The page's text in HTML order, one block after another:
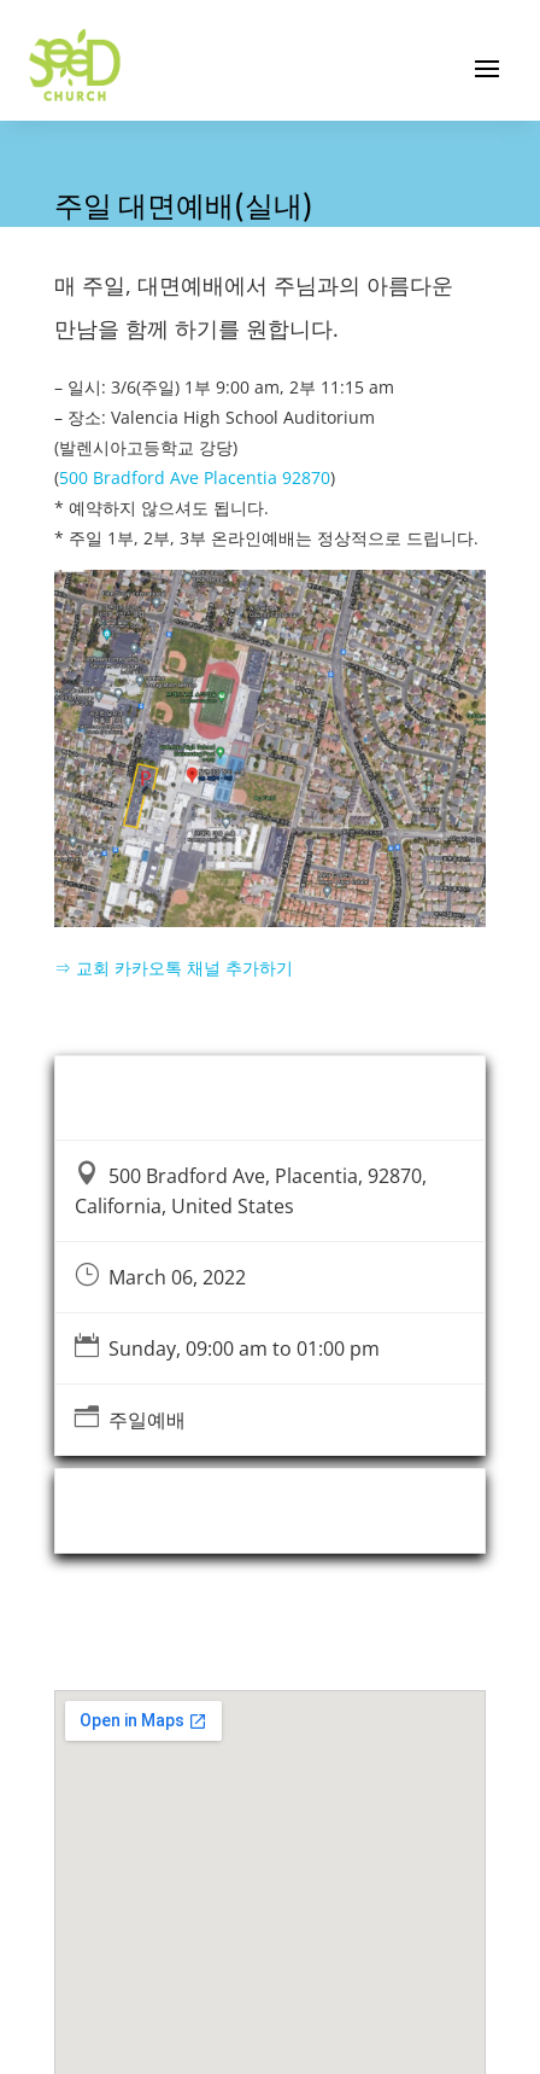
주일 대면예배(실내)
매 주일, 대면예배에서 주님과의 아름다운
만남을 함께 하기를 원합니다.
– 일시: 3/6(주일) 1부 9:00 am, 2부 11:15 am
– 장소: Valencia High School Auditorium
(발렌시아고등학교 강당)
(500 Bradford Ave Placentia 92870)
* 예약하지 않으셔도 됩니다.
* 주일 1부, 2부, 3부 온라인예배는 정상적으로 드립니다.
⇒ 교회 카카오톡 채널 추가하기
 500 Bradford Ave, Placentia, 92870,
California, United States
}March 06, 2022
 Sunday, 09:00 am to 01:00 pm
n주일예배